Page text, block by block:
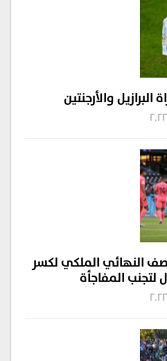
والأرجنتين
نصف النهائي الملكي لكسر
المفاجأة